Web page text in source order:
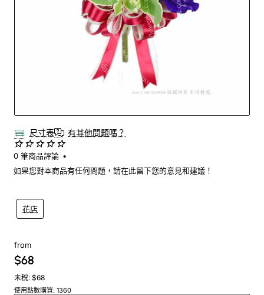
尺寸表 有其他問題嗎？
花店
0 筆商品評論 •
如果您對本商品有任何問題，請在此留下您的意見和建議！
from
$68
未稅: $68
使用點數購買: 1360